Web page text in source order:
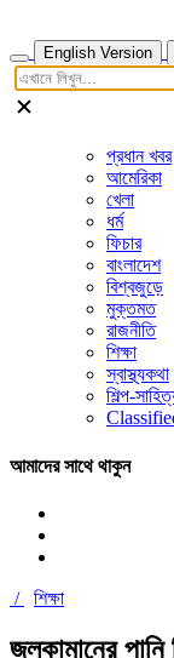
English Version
প্রধান খবর
আমেরিকা
খেলা
ধর্ম
ফিচার
বাংলাদেশ
বিশ্বজুড়ে
মুক্তমত
রাজনীতি
শিক্ষা
স্বাস্থ্যকথা
শিল্প-
আমাদের সাথে থাকুন
/ শিক্ষা
জলকামানের